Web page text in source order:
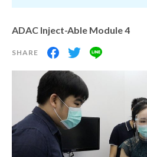
ADAC Inject-Able Module 4